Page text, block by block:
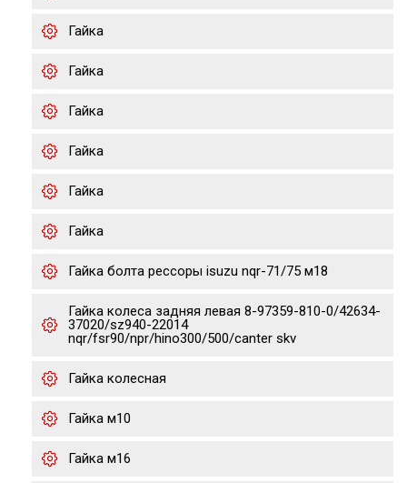
Гайка
Гайка
Гайка
Гайка
Гайка
Гайка
Гайка болта рессоры isuzu nqr-71/75 м18
Гайка колеса задняя левая 8-97359-810-0/42634-
37020/sz940-22014
nqr/fsr90/npr/hino300/500/canter skv
Гайка колесная
Гайка м10
Гайка м16